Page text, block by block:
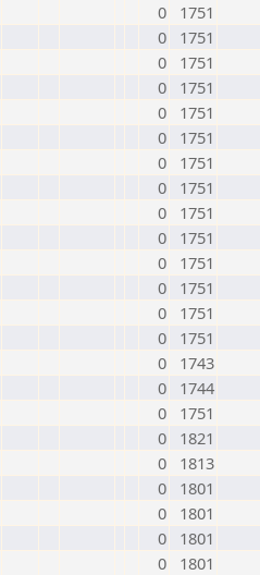
0
1751
0
1751
0
1751
0
1751
0
1751
0
1751
0
1751
0
1751
0
1751
0
1751
0
1751
0
1751
0
1751
0
1751
0
1743
0
1744
0
1751
0
1821
0
1813
0
1801
0
1801
0
1801
0
1801